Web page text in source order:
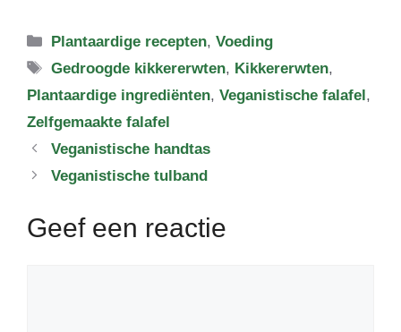
Categorieën
Plantaardige recepten,Voeding
Tags
Gedroogde kikkererwten, Kikkererwten,
Plantaardige ingrediënten, Veganistische falafel,
Zelfgemaakte falafel
Veganistische handtas
Veganistische tulband
Geef een reactie